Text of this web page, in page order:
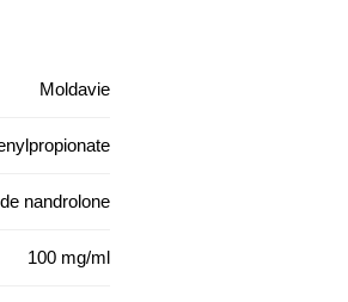
Moldavie
nandrolone
100 mg/ml